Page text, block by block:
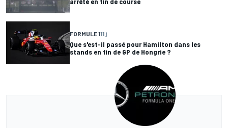
FORMULE 111 j
Que s'est-il passé pour Hamilton dans les
stands en fin de GP de Hongrie ?